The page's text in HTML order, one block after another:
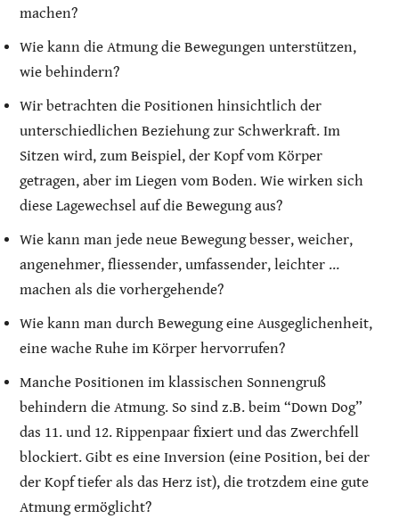
machen?
Wie kann die Atmung die Bewegungen unterstützen,
wie behindern?
Wir betrachten die Positionen hinsichtlich der
unterschiedlichen Beziehung zur Schwerkraft. Im
Sitzen wird, zum Beispiel, der Kopf vom Körper
getragen, aber im Liegen vom Boden. Wie wirken sich
diese Lagewechsel auf die Bewegung aus?
Wie kann man jede neue Bewegung besser, weicher,
angenehmer, fliessender, umfassender, leichter …
machen als die vorhergehende?
Wie kann man durch Bewegung eine Ausgeglichenheit,
eine wache Ruhe im Körper hervorrufen?
Manche Positionen im klassischen Sonnengruß
behindern die Atmung. So sind z.B. beim “Down Dog”
das 11. und 12. Rippenpaar fixiert und das Zwerchfell
blockiert. Gibt es eine Inversion (eine Position, bei der
der Kopf tiefer als das Herz ist), die trotzdem eine gute
Atmung ermöglicht?